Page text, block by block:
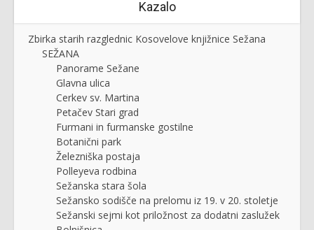
Kazalo
Zbirka starih razglednic Kosovelove knjižnice Sežana
SEŽANA
Panorame Sežane
Glavna ulica
Cerkev sv. Martina
Petačev Stari grad
Furmani in furmanske gostilne
Botanični park
Železniška postaja
Polleyeva rodbina
Sežanska stara šola
Sežansko sodišče na prelomu iz 19. v 20. stoletje
Sežanski sejmi kot priložnost za dodatni zaslužek